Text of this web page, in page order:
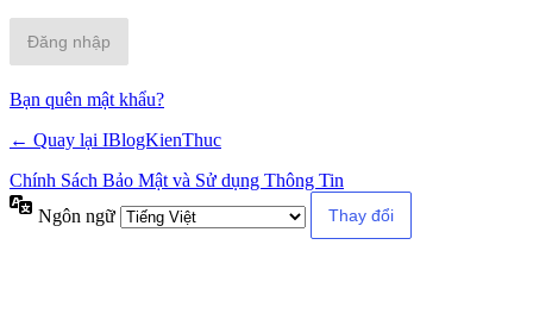
Alternative:
Bạn quên mật khẩu?
← Quay lại IBlogKienThuc
Chính Sách Bảo Mật và Sử dụng Thông Tin
Ngôn ngữ